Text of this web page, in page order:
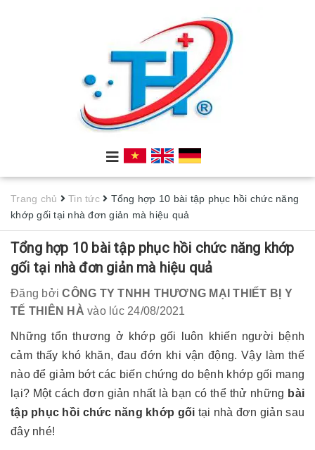
Trang chủ Tin tức
Tổng hợp 10 bài tập phục hồi chức năng
khớp gối tại nhà đơn giản mà hiệu quả
Tổng hợp 10 bài tập phục hồi chức năng khớp
gối tại nhà đơn giản mà hiệu quả
Đăng bởiCÔNG TY TNHH THƯƠNG MẠI THIẾT BỊ Y
TẾ THIÊN HÀ vào lúc 24/08/2021
Những tổn thương ở khớp gối luôn khiến người bệnh
cảm thấy khó khăn, đau đớn khi vận động. Vậy làm thế
nào để giảm bớt các biến chứng do bệnh khớp gối mang
lại? Một cách đơn giản nhất là bạn có thể thử những bài
tập phục hồi chức năng khớp gối tại nhà đơn giản sau
đây nhé!